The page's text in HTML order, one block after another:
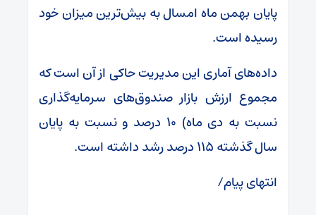
پایان بهمن ماه امسال به بیش‌ترین میزان خود
رسیده است.
داده‌های آماری این مدیریت حاکی از آن است که
مجموع ارزش بازار صندوق‌های سرمایه‌گذاری
نسبت به دی ماه) ۱۰ درصد و نسبت به پایان
سال گذشته ۱۱۵ درصد رشد داشته است.
انتهای پیام/